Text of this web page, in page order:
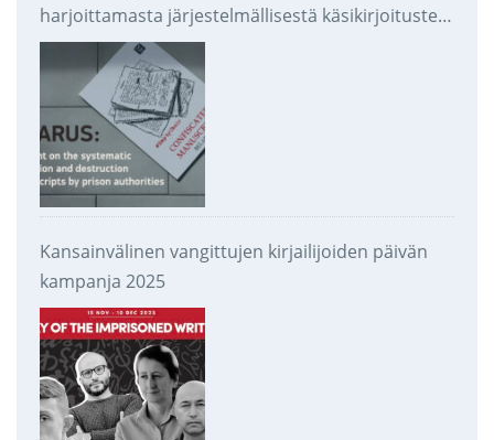
harjoittamasta järjestelmällisestä käsikirjoitusten
takavarikoinnista ja tuhoamisesta
Kansainvälinen vangittujen kirjailijoiden päivän
kampanja 2025